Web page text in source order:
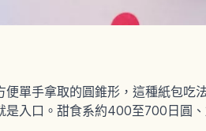
便單手拿取的圓錐形，這種紙包
是入口。甜食系約400至700日圓